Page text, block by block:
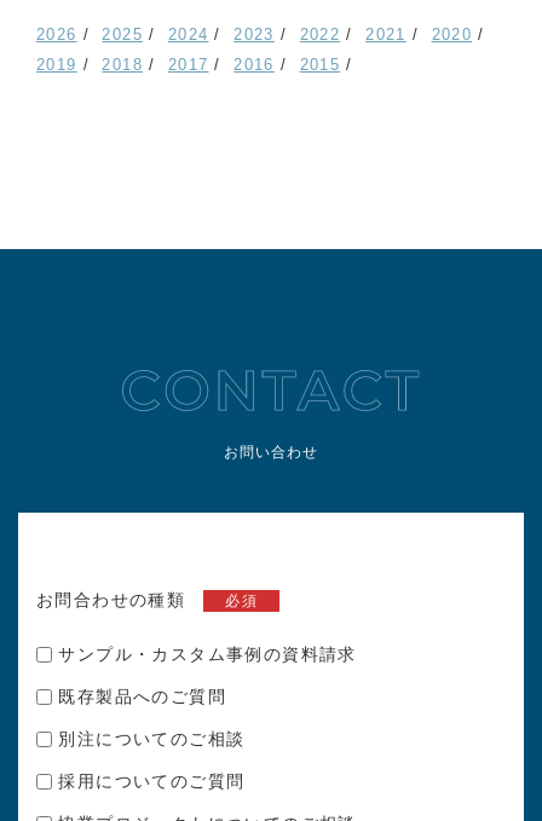
2026 2025 2024 2023 2022 2021
2020
2019
2018 2017 2016 2015
お問い合わせ
お問合わせの種類 必須
サンプル・カスタム事例の資料請求
既存製品へのご質問
別注についてのご相談
採用についてのご質問